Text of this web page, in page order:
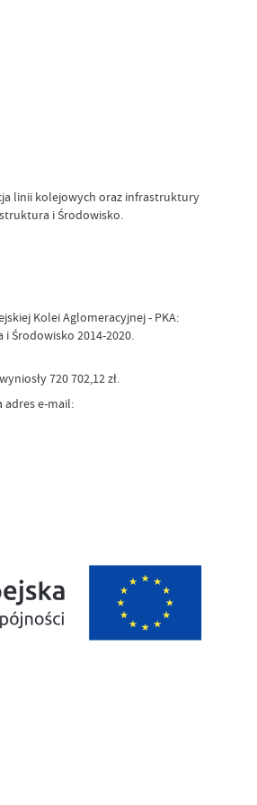
linii kolejowych oraz infrastruktury
i Środowisko.
Kolei Aglomeracyjnej - PKA:
Środowisko 2014-2020.
720 702,12 zł.
adres e-mail: